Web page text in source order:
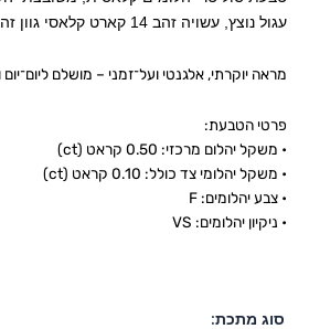
עגול נוצץ, עשויה זהב 14 קארט קלאסי
גוון
מראה יוקרתי, אלגנטי ועל־זמני – מושלם ליום־יום
פרטי הטבעת:
• משקל יהלום מרכזי: 0.50 קראט (ct)
• משקל יהלומי צד כולל: 0.10 קראט (ct)
• צבע יהלומים: F
• ניקיון יהלומים: VS
סוג מתכת: